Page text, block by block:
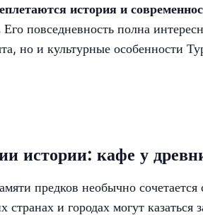
история и
Его повседневность полна
но и культурные особенности
истории: кафе у
предков необычно
странах и городах могут